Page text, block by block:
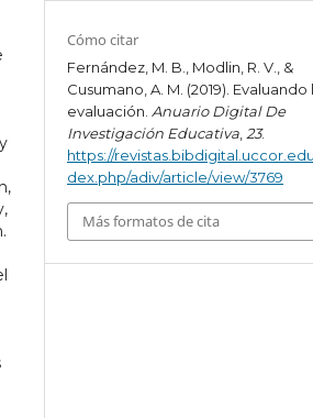
Cómo citar
Fernández, M. B., Modlin, R. V., &
Cusumano, A. M. (2019). Evaluando
evaluación. Anuario Digital De
Investigación Educativa 23.
https://
dex.php/adiv/article/view/3769
Más formatos de cita